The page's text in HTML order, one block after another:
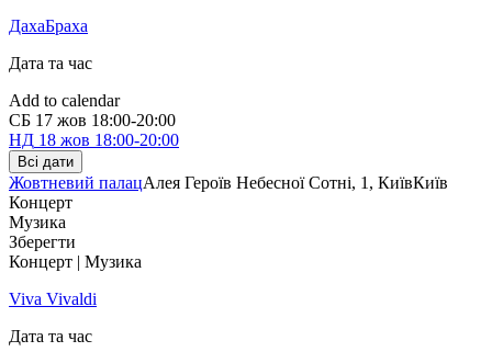
ДахаБраха
Дата та час
Add to calendar
СБ 17 жов 18:00-20:00
НД 18 жов 18:00-20:00
Всі дати
Жовтневий палацАлея Героїв Небесної Сотні, 1, КиївКиїв
Концерт
Музика
Зберегти
Концерт | Музика
Viva Vivaldi
Дата та час